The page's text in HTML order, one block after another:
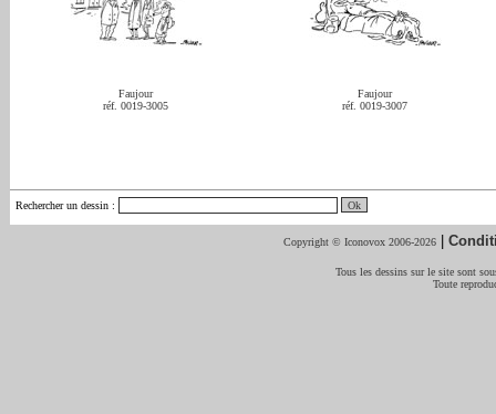
Faujour
réf. 0019-3005
Faujour
réf. 0019-3007
Rechercher un dessin :
Copyright © Iconovox 2006-2026 |
Tous les dessins sur le site sont
Toute